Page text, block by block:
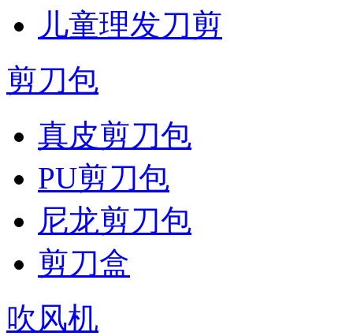
儿童理发刀剪
剪刀包
真皮剪刀包
PU剪刀包
尼龙剪刀包
剪刀盒
吹风机